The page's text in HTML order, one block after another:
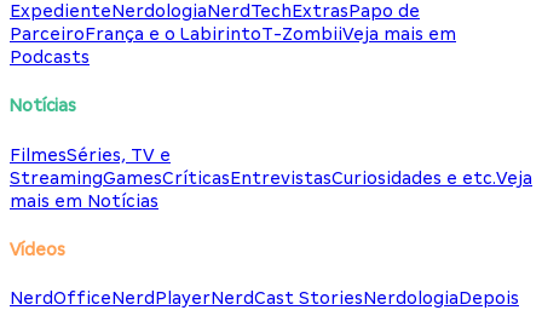
ExpedienteNerdologiaNerdTechExtrasPapo de
ParceiroFrança e o LabirintoT-ZombiiVeja mais em
Podcasts
Notícias
FilmesSéries, TV e
StreamingGamesCríticasEntrevistasCuriosidades e etc.Veja
mais em Notícias
Vídeos
NerdOfficeNerdPlayerNerdCast StoriesNerdologiaDepois